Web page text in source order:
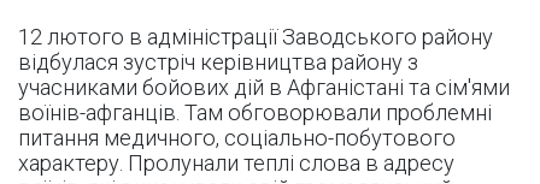
12 лютого в адміністрації Заводського району
відбулася зустріч керівництва району з
учасниками бойових дій в Афганістані та сім'ями
воїнів-афганців. Там обговорювали проблемні
питання медичного, соціально-побутового
характеру. Пролунали теплі слова в адресу